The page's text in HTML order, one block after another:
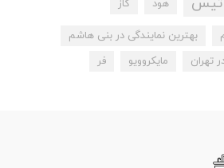
هود گاز
بهترین نمایندگی در بنی هاشم
تهران مایکروویو فر